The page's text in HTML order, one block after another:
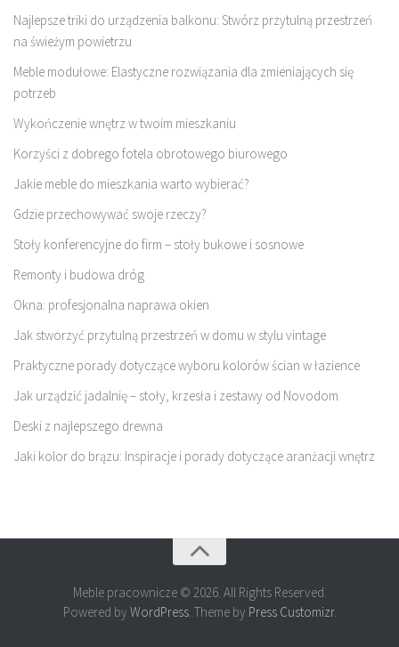
Najlepsze triki do urządzenia balkonu: Stwórz przytulną przestrzeń
na świeżym powietrzu
Meble modułowe: Elastyczne rozwiązania dla zmieniających się
potrzeb
Wykończenie wnętrz w twoim mieszkaniu
Korzyści z dobrego fotela obrotowego biurowego
Jakie meble do mieszkania warto wybierać?
Gdzie przechowywać swoje rzeczy?
Stoły konferencyjne do firm – stoły bukowe i sosnowe
Remonty i budowa dróg
Okna: profesjonalna naprawa okien
Jak stworzyć przytulną przestrzeń w domu w stylu vintage
Praktyczne porady dotyczące wyboru kolorów ścian w łazience
Jak urządzić jadalnię – stoły, krzesła i zestawy od Novodom
Deski z najlepszego drewna
Jaki kolor do brązu: Inspiracje i porady dotyczące aranżacji wnętrz
Meble pracownicze © 2026. All Rights Reserved.
Powered by WordPress. Theme by Press Customizr.